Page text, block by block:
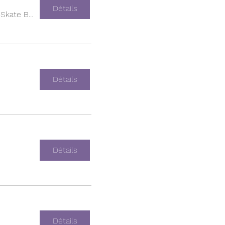
Empire Skate Building
Détails
Détails
Détails
Détails